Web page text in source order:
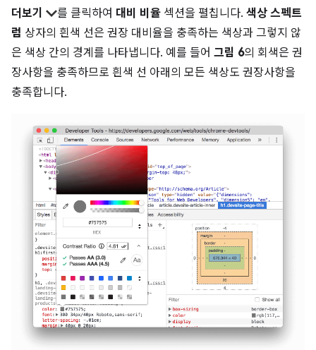
더보기 를 클릭하여 대비 비율 섹션을 펼칩니다. 색상 스펙트
럼 상자의 흰색 선은 권장 대비율을 충족하는 색상과 그렇지 않
은 색상 간의 경계를 나타냅니다. 예를 들어 그림 6의 회색은 권
장사항을 충족하므로 흰색 선 아래의 모든 색상도 권장사항을
충족합니다.